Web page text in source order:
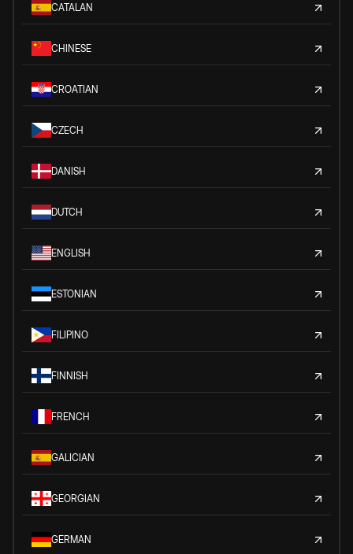
CATALAN
CHINESE
CROATIAN
CZECH
DANISH
DUTCH
ENGLISH
ESTONIAN
FILIPINO
FINNISH
FRENCH
GALICIAN
GEORGIAN
GERMAN